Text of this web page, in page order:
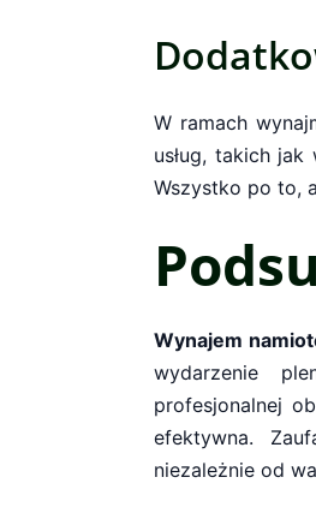
W ramach
usług, takich
Wszystko po to,
Wynajem
wydarzenie
profesjonalnej
efektywna.
niezależnie od